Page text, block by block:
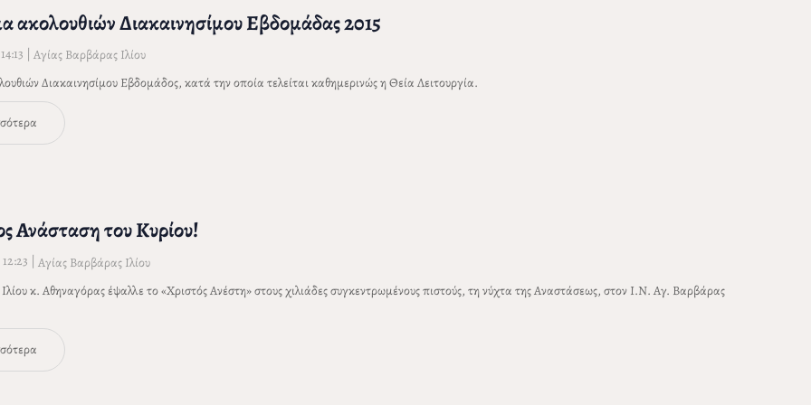
ακολουθιών Διακαινησίμου Εβδομάδας 2015
| Αγίας Βαρβάρας Ιλίου
Διακαινησίμου Εβδομάδος, κατά την οποία τελείται καθημερινώς η Θεία Λειτουργία.
Ανάσταση του Κυρίου!
Αγίας Βαρβάρας Ιλίου
κ. Αθηναγόρας έψαλλε το «Χριστός Ανέστη» στους χιλιάδες συγκεντρωμένους πιστούς, τη νύχτα της Αναστάσεως, στον Ι.Ν. Αγ. Βαρβάρας